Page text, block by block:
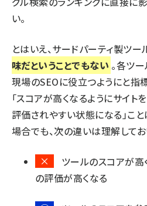
い。
とはいえ、サードパーティ製ツ
味だということでもない 。各ツ
現場のSEOに役立つようにと指
「スコアが高くなるようにサイト
評価されやすい状態になる」こと
場合でも、次の違いは理解してお
×
ツールのスコアが高
の評価が高くなる